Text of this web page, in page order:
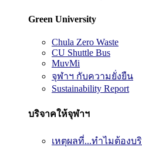
Green University
Chula Zero Waste
CU Shuttle Bus
MuvMi
จุฬาฯ กับความยั่งยืน
Sustainability Report
บริจาคให้จุฬาฯ
เหตุผลที่...ทำไมต้องบ